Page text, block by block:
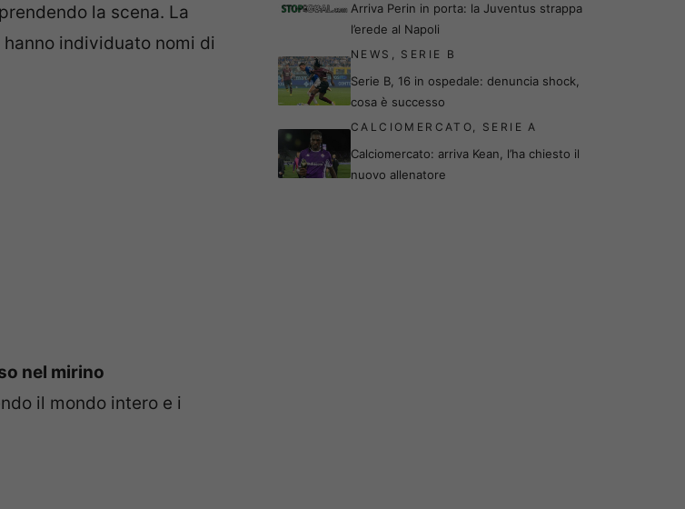
la scena. La
individuato nomi di
nel mirino
il mondo intero e i
Arriva Perin in porta: la Juventus strappa
l’erede al Napoli
NEWS , SERIE B
Serie B, 16 in ospedale: denuncia shock,
cosa è successo
CALCIOMERCATO, SERIE A
Calciomercato: arriva Kean, l’ha chiesto il
nuovo allenatore